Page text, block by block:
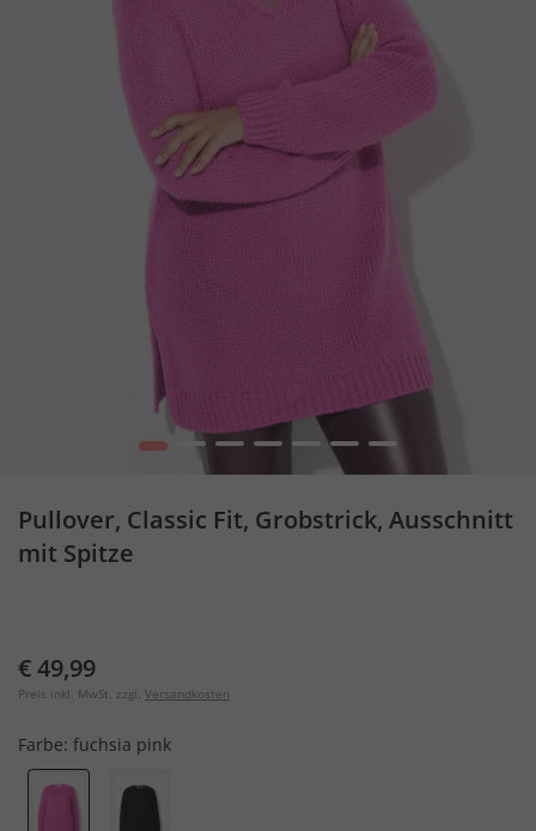
1 3 4 5 6 7
Pullover, Classic Fit, Grobstrick, Ausschnitt
mit Spitze
€ 49,99
Preis inkl. MwSt. zzgl. Versandkosten
Farbe: fuchsia pink